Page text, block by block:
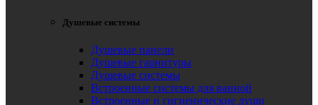
Душевые системы
Душевые панели
Душевые гарнитуры
Душевые системы
Встроенные системы для ванной
Встроенные и гигиенические души